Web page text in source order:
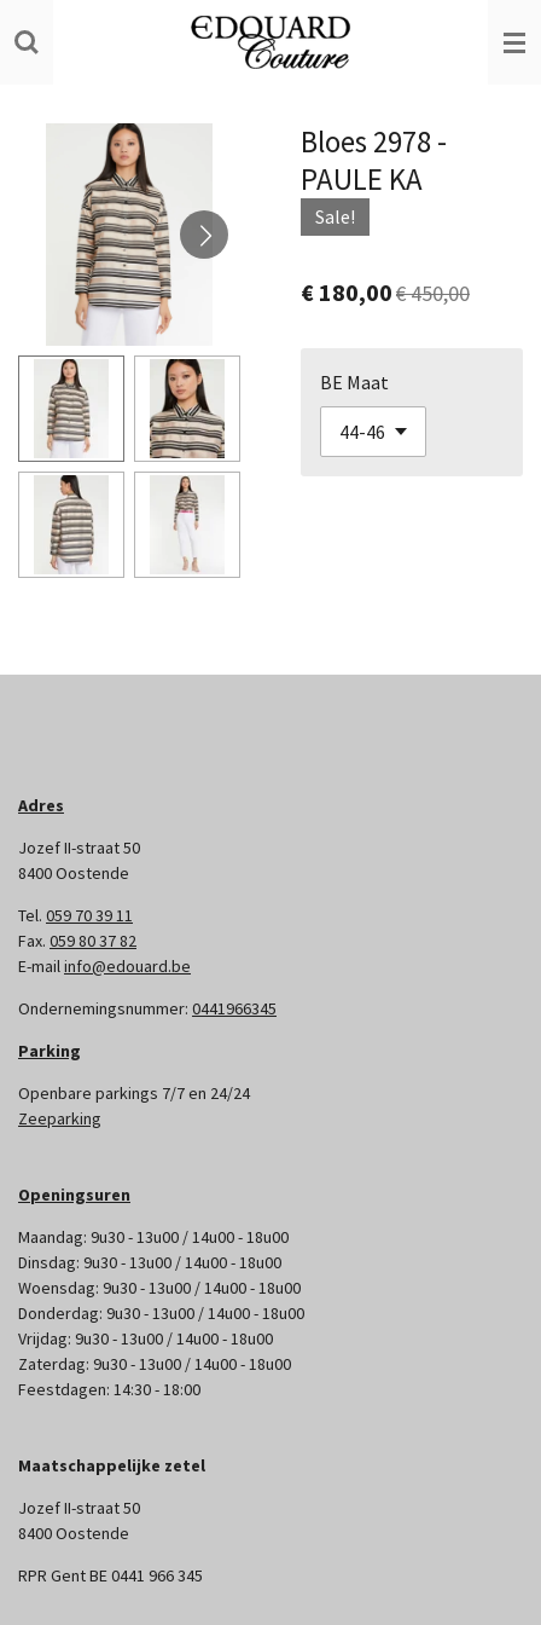
direct
hoofdinhoud
Bloes 2978 -
PAULE KA
Sale!
€ 180,00€ 450,00
BE Maat
Adres
Jozef II-straat 50
8400 Oostende
Tel. 059 70 39 11
Fax. 059 80 37 82
E-mailinfo@edouard.be
Ondernemingsnummer: 0441966345
Parking
Openbare parkings 7/7 en 24/24
Zeeparking
Openingsuren
Maandag: 9u30 - 13u00 / 14u00 - 18u00
Dinsdag: 9u30 - 13u00 / 14u00 - 18u00
Woensdag: 9u30 - 13u00 / 14u00 - 18u00
Donderdag: 9u30 - 13u00 / 14u00 - 18u00
Vrijdag: 9u30 - 13u00 / 14u00 - 18u00
Zaterdag: 9u30 - 13u00 / 14u00 - 18u00
Feestdagen: 14:30 - 18:00
Maatschappelijke zetel
Jozef II-straat 50
8400 Oostende
RPR Gent BE 0441 966 345